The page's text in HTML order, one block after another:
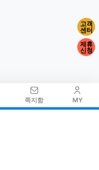
쪽지함 MY
고객
센터
제휴
신청